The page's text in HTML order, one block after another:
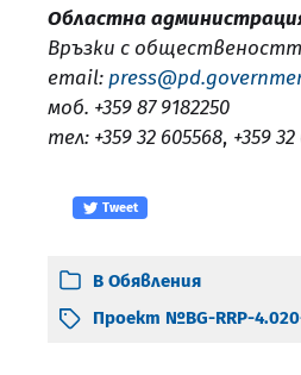
Областна
Връзки с
email:
моб. +359 87 9182250
тел: +359 32 605568, +359
Tweet
В Обявления
Проект №BG-RRP-